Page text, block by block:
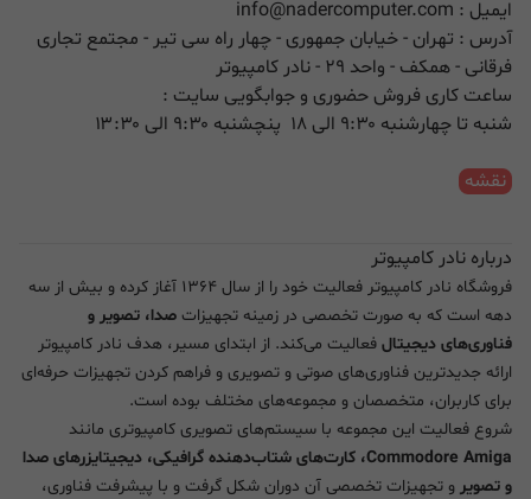
ایمیل : info@nadercomputer.com
آدرس : تهران - خیابان جمهوری - چهار راه سی تیر - مجتمع تجاری
فرقانی - همکف - واحد ۲۹ - نادر کامپیوتر
ساعت کاری فروش حضوری و جوابگویی سایت :
شنبه تا چهارشنبه ۹:۳۰ الی ۱۸ پنچشنبه ۹:۳۰ الی ۱۳:۳۰
نقشه
درباره نادر کامپیوتر
فروشگاه نادر کامپیوتر فعالیت خود را از سال ۱۳۶۴ آغاز کرده و بیش از سه
دهه است که به صورت تخصصی در زمینه تجهیزات صدا، تصویر و
فناوری‌های دیجیتال فعالیت می‌کند. از ابتدای مسیر، هدف نادر کامپیوتر
ارائه جدیدترین فناوری‌های صوتی و تصویری و فراهم کردن تجهیزات حرفه‌ای
برای کاربران، متخصصان و مجموعه‌های مختلف بوده است.
شروع فعالیت این مجموعه با سیستم‌های تصویری کامپیوتری مانند
Commodore Amiga، کارت‌های شتاب‌دهنده گرافیکی، دیجیتایزرهای صدا
و تصویر و تجهیزات تخصصی آن دوران شکل گرفت و با پیشرفت فناوری،